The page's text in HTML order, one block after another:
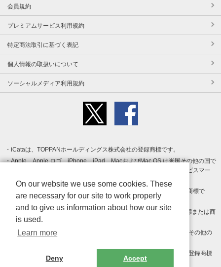
会員規約
プレミアムサービス利用規約
特定商法取引に基づく表記
個人情報の取扱いについて
ソーシャルメディア利用規約
iCataは、TOPPANホールディングス株式会社の登録商標です。
Apple、Apple ロゴ、iPhone、iPad、MacおよびMac OS は米国その他の国で
登録された Apple Inc. の商標です。App Store は Apple Inc. のサービスマー
クです。
Android、Google Play および Google Play ロゴ は Google LLC の商標で
す。
Windows は Microsoft Inc.の米国およびその他の国における登録商標または商
標です。
Adobe、Adobe Reader、Adobe PDF は、Adobe Inc.の米国およびその他の
その他、記載されている会社名、商品名、ロゴは各社の商標または登録商標
On our website we use some cookies. These
are necessary for our site to work properly
and to give us information about how our site
is used.
Learn more
Deny Accept